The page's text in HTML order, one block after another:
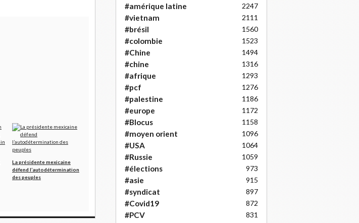
La présidente mexicaine
défend l’autodétermination
des peuples
#amérique latine 2247
#vietnam 2111
#brésil 1560
#colombie 1523
#Chine 1494
#chine 1316
#afrique 1293
#pcf 1276
#palestine 1186
#europe 1172
#Blocus 1158
#moyen orient 1096
#USA 1064
#Russie 1059
#élections 973
#asie 915
#syndicat 897
#Covid19 872
#PCV 831